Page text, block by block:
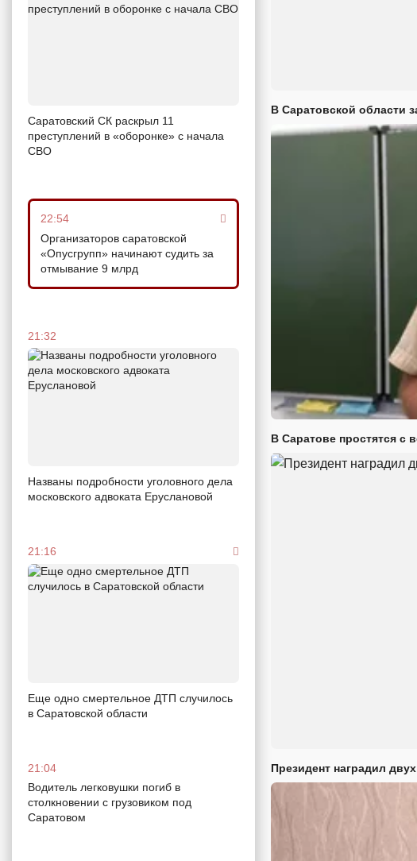
Саратовский СК раскрыл 11
преступлений в «оборонке» с начала
СВО
22:54
Организаторов саратовской
«Опусгрупп» начинают судить за
отмывание 9 млрд
21:32
Названы подробности уголовного дела
московского адвоката Еруслановой
21:16
Еще одно смертельное ДТП случилось
в Саратовской области
21:04
Водитель легковушки погиб в
столкновении с грузовиком под
Саратовом
В Саратовской области
В Саратове простятся
Президент наградил